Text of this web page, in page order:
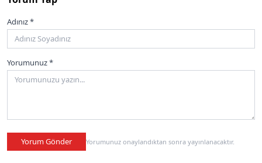
Adınız *
Yorumunuz *
Yorum Gönder Yorumunuz onaylandıktan sonra yayınlanacaktır.